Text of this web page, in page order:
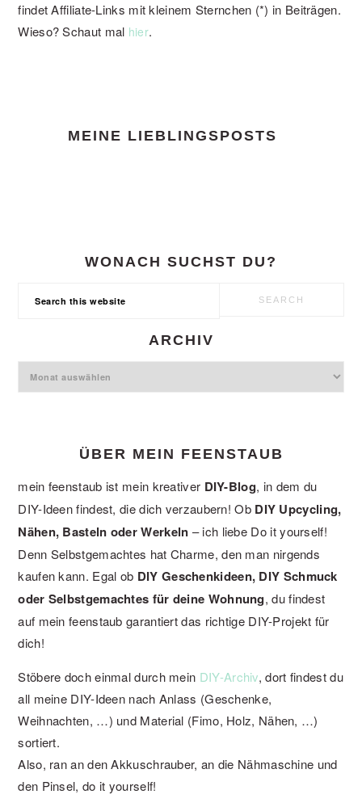
findet Affiliate-Links mit kleinem Sternchen (*) in Beiträgen.
Wieso? Schaut mal hier.
MEINE LIEBLINGSPOSTS
WONACH SUCHST DU?
ARCHIV
Archiv
ÜBER MEIN FEENSTAUB
mein feenstaub ist mein kreativer DIY-Blog, in dem du
DIY-Ideen findest, die dich verzaubern! Ob DIY Upcycling,
Nähen, Basteln oder Werkeln – ich liebe Do it yourself!
Denn Selbstgemachtes hat Charme, den man nirgends
kaufen kann. Egal ob DIY Geschenkideen, DIY Schmuck
oder Selbstgemachtes für deine Wohnung, du findest
auf mein feenstaub garantiert das richtige DIY-Projekt für
dich!
Stöbere doch einmal durch mein DIY-Archiv, dort findest du
all meine DIY-Ideen nach Anlass (Geschenke,
Weihnachten, …) und Material (Fimo, Holz, Nähen, …)
sortiert.
Also, ran an den Akkuschrauber, an die Nähmaschine und
den Pinsel, do it yourself!